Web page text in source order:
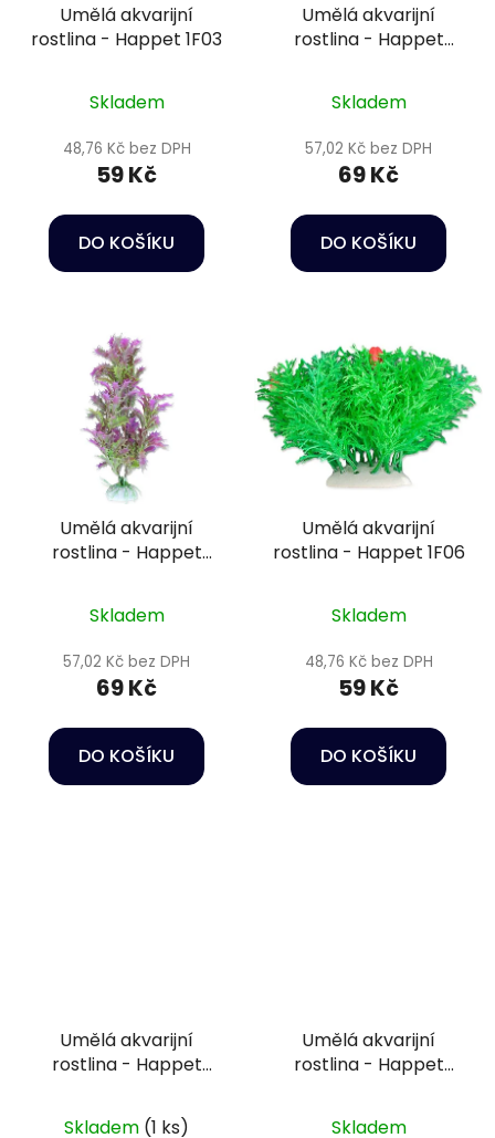
Umělá akvarijní
rostlina - Happet 1F03
Skladem
48,76 Kč bez DPH
59 Kč
DO KOŠÍKU
Umělá akvarijní
rostlina - Happet
Skladem
57,02 Kč bez DPH
69 Kč
DO KOŠÍKU
Umělá akvarijní
rostlina - Happet
Skladem
57,02 Kč bez DPH
69 Kč
DO KOŠÍKU
Umělá akvarijní
rostlina - Happet 1F06
Skladem
48,76 Kč bez DPH
59 Kč
DO KOŠÍKU
Umělá akvarijní
rostlina - Happet
Skladem (1 ks)
Umělá akvarijní
rostlina - Happet
Skladem